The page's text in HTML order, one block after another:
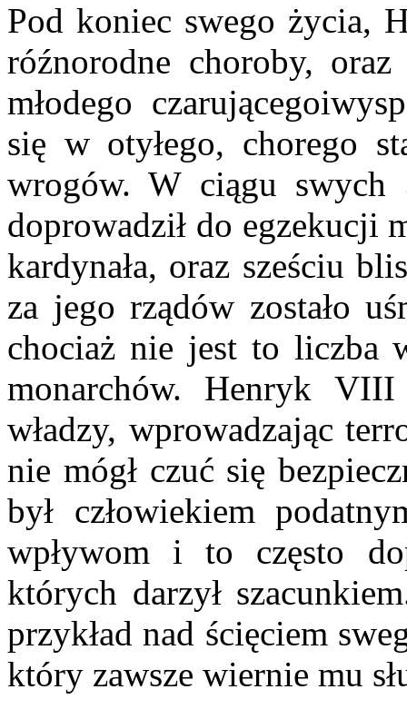
Pod koniec swego życia,
róźnorodne choroby,
młodego
się w otyłego, chorego
wrogów. W ciągu
doprowadził do egzekucji
kardynała, oraz sześciu
za jego rządów zostało
chociaż nie jest to liczba
monarchów. Henryk
władzy, wprowadzając
nie mógł czuć się
był człowiekiem
wpływom i to często
których darzył
przykład nad ścięciem
który zawsze wiernie mu